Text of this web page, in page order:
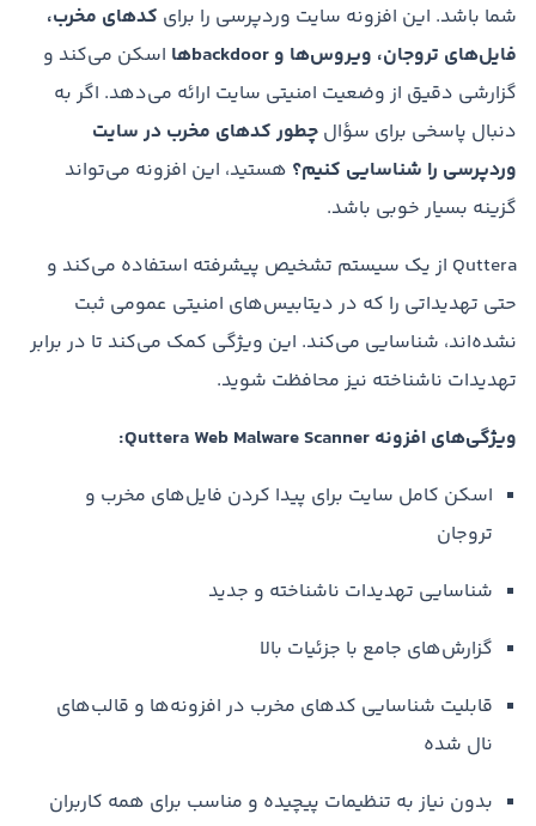
شما باشد. این افزونه سایت وردپرسی را برای کدهای مخرب،
فایل‌های تروجان، ویروس‌ها و backdoorها
اسکن می‌کند و
گزارشی دقیق از وضعیت امنیتی سایت ارائه می‌دهد. اگر به
دنبال پاسخی برای سؤال چطور کدهای مخرب در سایت
وردپرسی را شناسایی کنیم؟هستید، این افزونه می‌تواند
گزینه بسیار خوبی باشد.
Quttera از یک سیستم تشخیص پیشرفته استفاده می‌کند و
حتی تهدیداتی را که در دیتابیس‌های امنیتی عمومی ثبت
نشده‌اند، شناسایی می‌کند. این ویژگی کمک می‌کند تا در برابر
تهدیدات ناشناخته نیز محافظت شوید.
ویژگی‌های افزونه Quttera Web Malware Scanner:
اسکن کامل سایت برای پیدا کردن فایل‌های مخرب و
تروجان
شناسایی تهدیدات ناشناخته و جدید
گزارش‌های جامع با جزئیات بالا
قابلیت شناسایی کدهای مخرب در افزونه‌ها و قالب‌های
نال شده
بدون نیاز به تنظیمات پیچیده و مناسب برای همه کاربران